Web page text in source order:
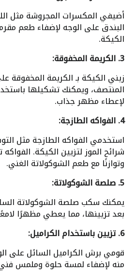
أضيفي المكسرات المجروشة مثل
البندق على الوجه لإضفاء طعم
الكيكة.
3. الكريمة المخفوقة:
زيني الكيكة بـ الكريمة المخفوقة
المنتصف، ويمكنك تشكيلها
لإعطاء مظهر جذاب.
4. الفواكه الطازجة:
استخدمي الفواكه الطازجة مثل
شرائح الموز لتزيين الكيكة.
وتوازنًا مع طعم الشوكولاتة الغني.
5. صلصة الشوكولاتة:
يمكنك سكب صلصة الشوكولاتة
بعد تزيينها، مما يعطي مظهرًا
6. تزيين باستخدام الكراميل:
قومي برش الكراميل السائل على
منه لإضفاء لمسة حلوة وملمس